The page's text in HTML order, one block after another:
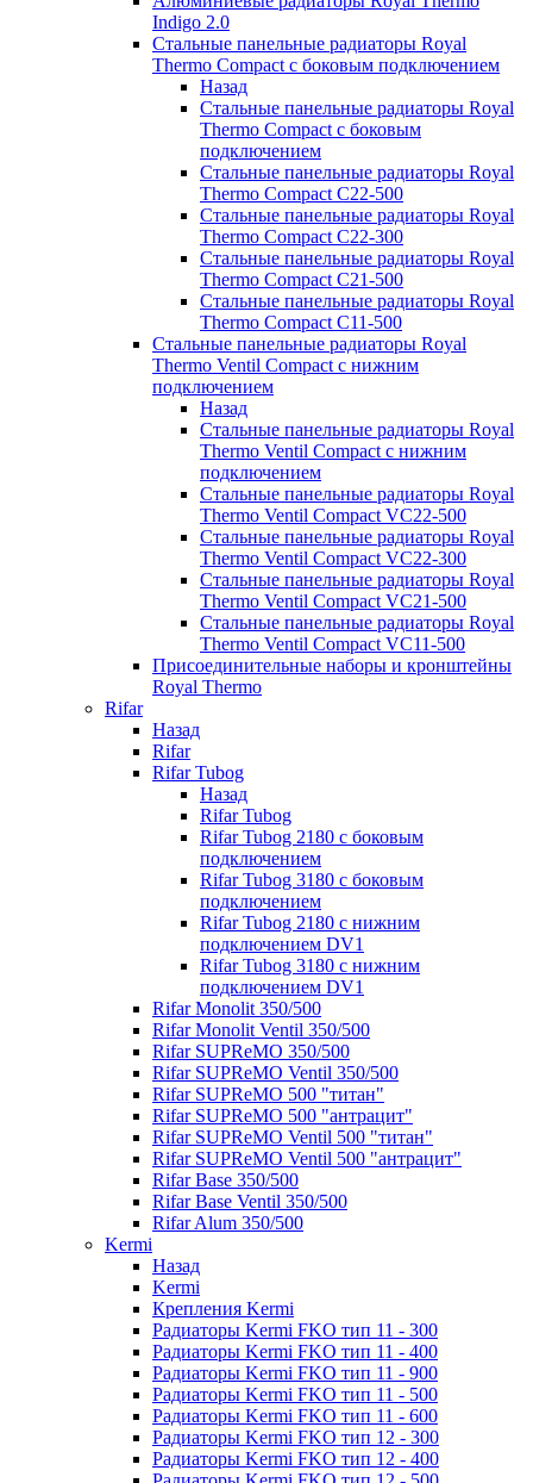
Indigo 2.0
Стальные панельные радиаторы Royal
Thermo Compact с боковым подключением
Назад
Стальные панельные радиаторы Royal
Thermo Compact с боковым
подключением
Стальные панельные радиаторы Royal
Thermo Compact C22-500
Стальные панельные радиаторы Royal
Thermo Compact C22-300
Стальные панельные радиаторы Royal
Thermo Compact C21-500
Стальные панельные радиаторы Royal
Thermo Compact C11-500
Стальные панельные радиаторы Royal
Thermo Ventil Compact с нижним
подключением
Назад
Стальные панельные радиаторы Royal
Thermo Ventil Compact с нижним
подключением
Стальные панельные радиаторы Royal
Thermo Ventil Compact VC22-500
Стальные панельные радиаторы Royal
Thermo Ventil Compact VC22-300
Стальные панельные радиаторы Royal
Thermo Ventil Compact VC21-500
Стальные панельные радиаторы Royal
Thermo Ventil Compact VC11-500
Присоединительные наборы и кронштейны
Royal Thermo
Rifar
Назад
Rifar
Rifar Tubog
Назад
Rifar Tubog
Rifar Tubog 2180 с боковым
подключением
Rifar Tubog 3180 с боковым
подключением
Rifar Tubog 2180 с нижним
подключением DV1
Rifar Tubog 3180 с нижним
подключением DV1
Rifar Monolit 350/500
Rifar Monolit Ventil 350/500
Rifar SUPReMO 350/500
Rifar SUPReMO Ventil 350/500
Rifar SUPReMO 500 "титан"
Rifar SUPReMO 500 "антрацит"
Rifar SUPReMO Ventil 500 "титан"
Rifar SUPReMO Ventil 500 "антрацит"
Rifar Base 350/500
Rifar Base Ventil 350/500
Rifar Alum 350/500
Kermi
Назад
Kermi
Крепления Kermi
Радиаторы Kermi FKO тип 11 - 300
Радиаторы Kermi FKO тип 11 - 400
Радиаторы Kermi FKO тип 11 - 900
Радиаторы Kermi FKO тип 11 - 500
Радиаторы Kermi FKO тип 11 - 600
Радиаторы Kermi FKO тип 12 - 300
Радиаторы Kermi FKO тип 12 - 400